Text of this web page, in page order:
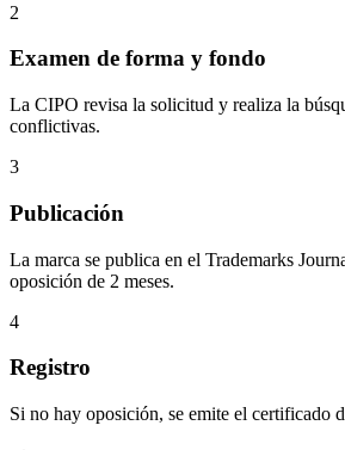
2
Examen de forma y fondo
La CIPO revisa la solicitud y realiza la
conflictivas.
3
Publicación
La marca se publica en el Trademarks
oposición de 2 meses.
4
Registro
Si no hay oposición, se emite el certificado